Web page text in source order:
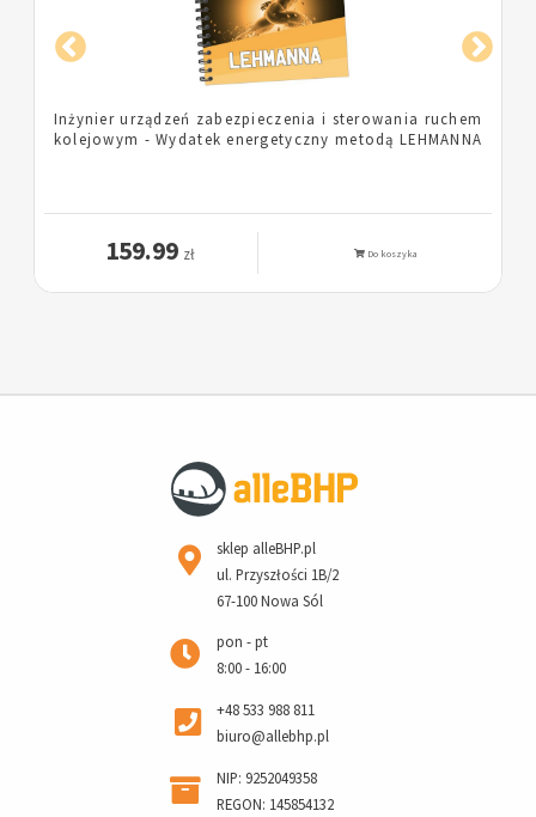
Pielęgniarka - Wydatek energetyczny metodą
LEHMANNA
159.99 Do koszyka
sklep alleBHP.pl
ul. Przyszłości 1B/2
67-100 Nowa Sól
pon - pt
8:00 - 16:00
+48 533 988 811
biuro@allebhp.pl
NIP: 9252049358
REGON: 145854132